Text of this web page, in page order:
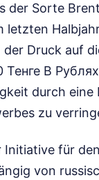
der Sorte
letzten
Druck auf
В
durch
zu
für
von